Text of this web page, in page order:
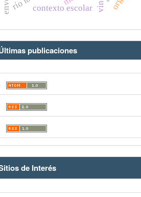
contexto escolar
publicaciones
de Interés